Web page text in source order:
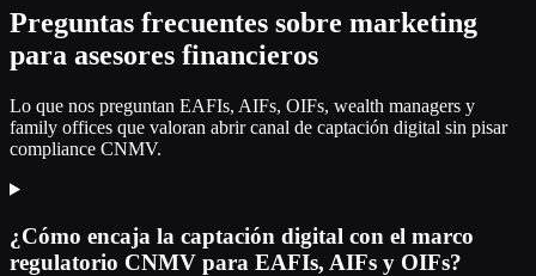
Preguntas frecuentes sobre marketing
para asesores financieros
Lo que nos preguntan EAFIs, AIFs, OIFs, wealth managers y
family offices que valoran abrir canal de captación digital sin pisar
compliance CNMV.
¿Cómo encaja la captación digital con el marco
regulatorio CNMV para EAFIs, AIFs y OIFs?